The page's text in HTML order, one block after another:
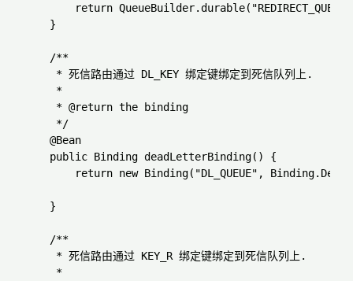
return
    }
    /**
     * 死信路由通过 DL_KEY 绑定键绑定到死信队列上.
     *
     * @return the binding
     */
    @Bean
    public Binding deadLetterBinding() {
return new Binding("DL_QUEUE",
    }
    /**
     * 死信路由通过 KEY_R 绑定键绑定到死信队列上.
     *